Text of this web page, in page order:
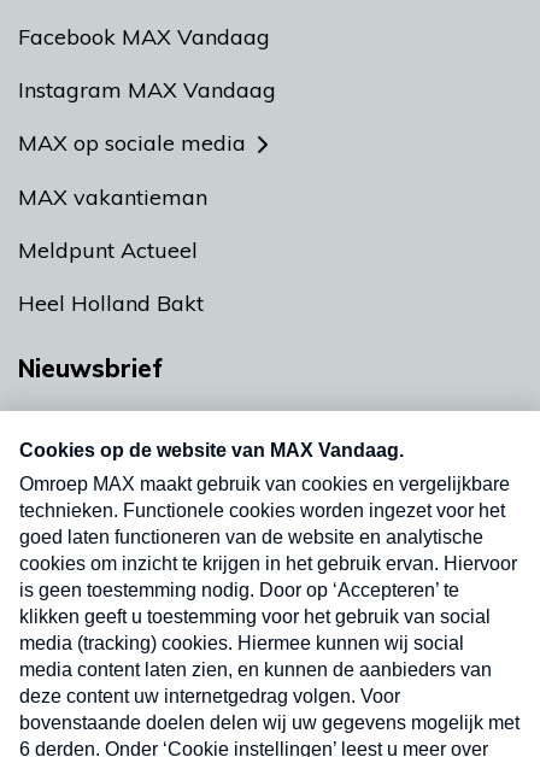
Facebook MAX Vandaag
Instagram MAX Vandaag
MAX op sociale media
MAX vakantieman
Meldpunt Actueel
Heel Holland Bakt
Nieuwsbrief
nieuwsbrief. Elke vrijdag- en dinsdagochtend in
uw mailbox.
Verzend